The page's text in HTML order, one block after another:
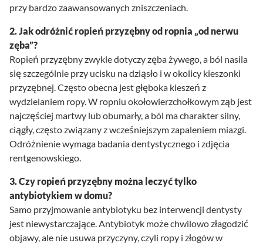
przy bardzo zaawansowanych zniszczeniach.
2. Jak odróżnić ropień przyzębny od ropnia „od nerwu
zęba”?
Ropień przyzębny zwykle dotyczy zęba żywego, a ból nasila
się szczególnie przy ucisku na dziąsło i w okolicy kieszonki
przyzębnej. Często obecna jest głęboka kieszeń z
wydzielaniem ropy. W ropniu okołowierzchołkowym ząb jest
najczęściej martwy lub obumarły, a ból ma charakter silny,
ciągły, często związany z wcześniejszym zapaleniem miazgi.
Odróżnienie wymaga badania dentystycznego i zdjęcia
rentgenowskiego.
3. Czy ropień przyzębny można leczyć tylko
antybiotykiem w domu?
Samo przyjmowanie antybiotyku bez interwencji dentysty
jest niewystarczające. Antybiotyk może chwilowo złagodzić
objawy, ale nie usuwa przyczyny, czyli ropy i złogów w